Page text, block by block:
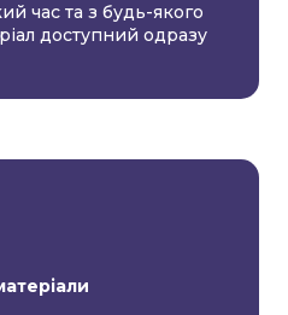
час та з будь-якого
доступний одразу